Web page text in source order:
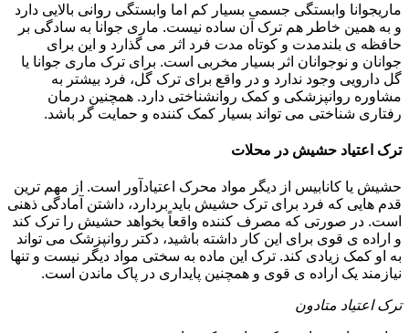
ماریجوانا وابستگی جسمی بسیار کم اما وابستگی روانی بالایی دارد
و به همین خاطر هم ترک آن ساده نیست. ماری جوانا به سادگی بر
حافظه ی بلندمدت و کوتاه مدت فرد اثر می گذارد و این برای
جوانان و نوجوانان اثر بسیار مخربی است. برای ترک ماری جوانا یا
گل دارویی وجود ندارد و در واقع برای ترک گل، فرد بیشتر به
مشاوره روانپزشکی و کمک روانشناختی دارد. همچنین درمان
رفتاری شناختی می تواند بسیار کمک کننده و حمایت گر باشد.
ترک اعتیاد حشیش در محلات
حشیش یا کانابیس از دیگر مواد محرک اعتیادآور است. از مهم ترین
قدم هایی که فرد برای ترک حشیش باید بردارد، داشتن آمادگی ذهنی
است. در صورتی که مصرف کننده واقعاً بخواهد حشیش را ترک کند
و اراده ی قوی برای این کار داشته باشید، دکتر روانپزشک می تواند
به او کمک زیادی کند. ترک این ماده به سختی مواد دیگر نیست و تنها
نیازمند یک اراده ی قوی و همچنین پایداری در پاک ماندن است.
ترک اعتیاد متادون